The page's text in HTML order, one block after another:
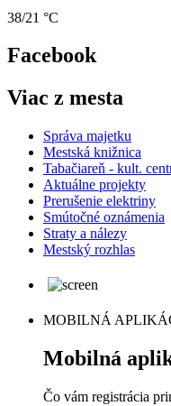
38/21 °C
Facebook
Viac z mesta
Správa majetku
Mestská knižnica
Tabačiareň - kult.
Aktuálne projekty
Prerušenie elektriny
Smútočné oznámenia
Straty a nálezy
Mestský rozhlas
MOBILNÁ
Mobilná
Čo vám registrácia